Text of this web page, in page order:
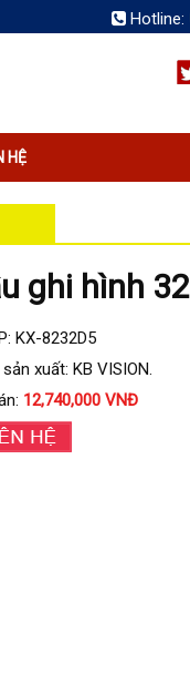
Hotline:
HỆ
ghi hình
KX-8232D5
xuất: KB VISION.
12,740,000 VNĐ